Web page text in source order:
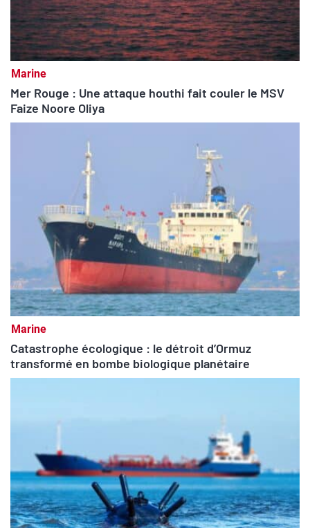
Marine
Mer Rouge : Une attaque houthi fait couler le MSV
Faize Noore Oliya
Marine
Catastrophe écologique : le détroit d’Ormuz
transformé en bombe biologique planétaire